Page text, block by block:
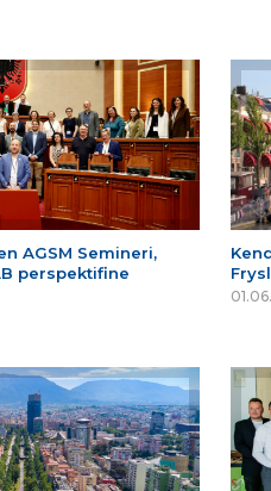
AGSM Semineri,
perspektifine